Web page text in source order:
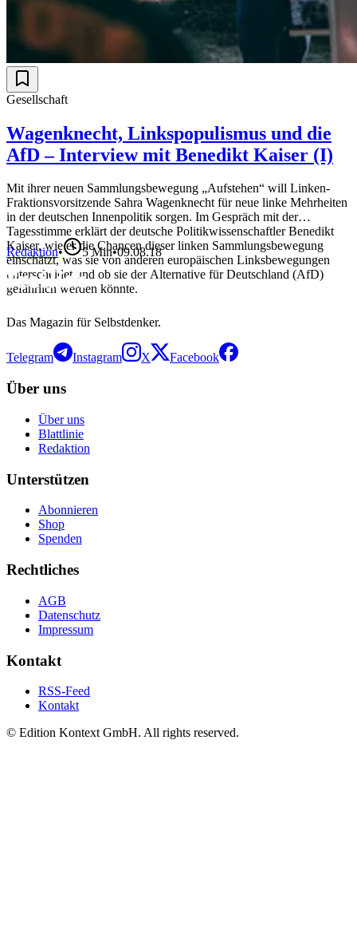
Gesellschaft
Wagenknecht, Linkspopulismus und die
AfD – Interview mit Benedikt Kaiser (I)
Mit ihrer neuen Sammlungsbewegung „Aufstehen“ will Linken-
Fraktionsvorsitzende Sahra Wagenknecht für neue linke Mehrheiten
in der deutschen Innenpolitik sorgen. Im Gespräch mit der
Tagesstimme erklärt der deutsche Politikwissenschaftler Benedikt
Kaiser, wie er die Chancen dieser linken Sammlungsbewegung
einschätzt, was sie von anderen europäischen Linksbewegungen
unterscheidet und ob sie der Alternative für Deutschland (AfD)
gefährlich werden könnte.
Redaktion• 5Min•09.08.18
Das Magazin für Selbstdenker.
Telegram Instagram X Facebook
Über uns
Über uns
Blattlinie
Redaktion
Unterstützen
Abonnieren
Shop
Spenden
Rechtliches
AGB
Datenschutz
Impressum
Kontakt
RSS-Feed
Kontakt
© Edition Kontext GmbH. All rights reserved.